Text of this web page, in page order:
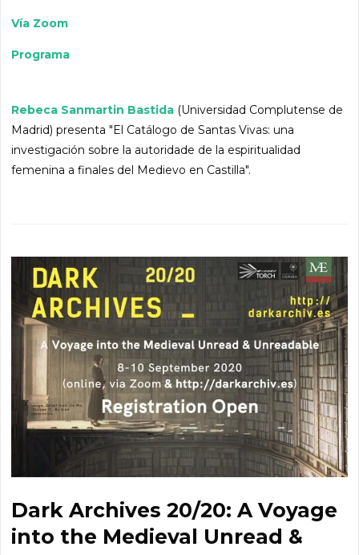
Vía Zoom
Programa
Rebeca Sanmartin Bastida (Universidad Complutense de
Madrid) presenta "El Catálogo de Santas Vivas: una
investigación sobre la autoridade de la espiritualidad
femenina a finales del Medievo en Castilla".
Dark Archives 20/20: A Voyage
into the Medieval Unread &